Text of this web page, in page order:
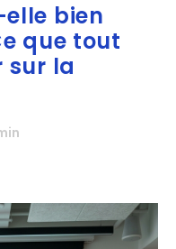
bien
que tout
sur la